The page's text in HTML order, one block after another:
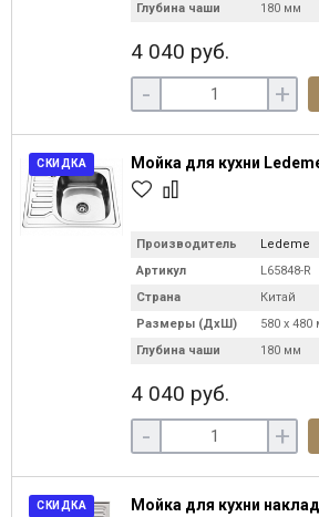
Глубина чаши
180 мм
4 040 руб.
- +
СКИДКА Мойка для кухни
Производитель
Ledeme
Артикул
L65848-R
Страна
Китай
Размеры (ДхШ)
580 х 480
Глубина чаши
180 мм
4 040 руб.
- +
СКИДКА
Мойка для кухни